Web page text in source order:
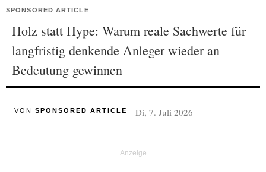
SPONSORED ARTICLE
Holz statt Hype: Warum reale Sachwerte für
langfristig denkende Anleger wieder an
Bedeutung gewinnen
VON SPONSORED ARTICLE Di, 7. Juli 2026